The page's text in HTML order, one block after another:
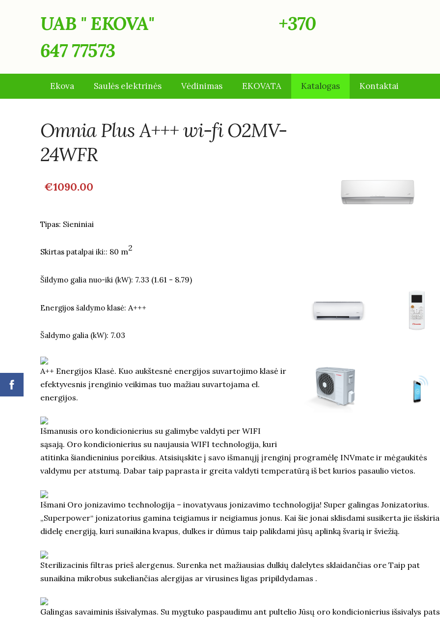
UAB " EKOVA" +370
647 77573
Ekova Saulės elektrinės Vėdinimas EKOVATA Katalogas Kontaktai
Omnia Plus A+++ wi-fi O2MV-
24WFR
€1090.00
Tipas: Sieniniai
Skirtas patalpai iki:: 80 m2
Šildymo galia nuo-iki (kW): 7.33 (1.61 - 8.79)
Energijos šaldymo klasė: A+++
Šaldymo galia (kW): 7.03
A++ Energijos Klasė. Kuo aukštesnė energijos suvartojimo klasė ir
efektyvesnis įrenginio veikimas tuo mažiau suvartojama el.
energijos.
Išmanusis oro kondicionierius su galimybe valdyti per WIFI
sąsają. Oro kondicionierius su naujausia WIFI technologija, kuri
atitinka šiandieninius poreikius. Atsisiųskite į savo išmanųjį įrenginį programėlę INVmate ir mėgaukitės
valdymu per atstumą. Dabar taip paprasta ir greita valdyti temperatūrą iš bet kurios pasaulio vietos.
Išmani Oro jonizavimo technologija – inovatyvaus jonizavimo technologija! Super galingas Jonizatorius.
„Superpower“ jonizatorius gamina teigiamus ir neigiamus jonus. Kai šie jonai sklisdami susikerta jie išskiria
didelę energiją, kuri sunaikina kvapus, dulkes ir dūmus taip palikdami jūsų aplinką švarią ir šviežią.
Sterilizacinis filtras prieš alergenus. Surenka net mažiausias dulkių dalelytes sklaidančias ore Taip pat
sunaikina mikrobus sukeliančias alergijas ar virusines ligas pripildydamas .
Galingas savaiminis išsivalymas. Su mygtuko paspaudimu ant pultelio Jūsų oro kondicionierius išsivalys